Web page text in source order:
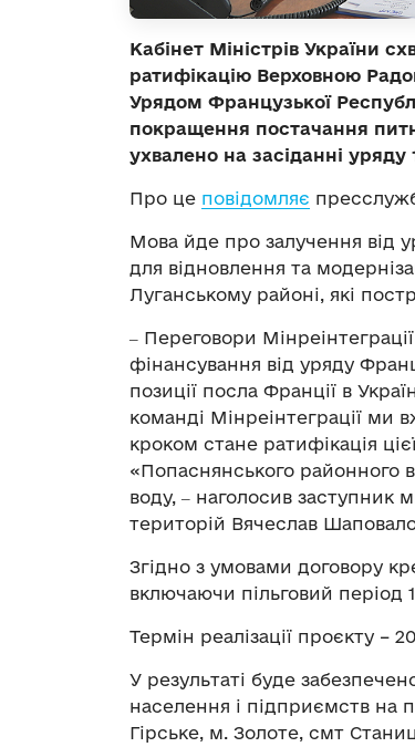
Кабінет Міністрів України
ратифікацію Верховною
Урядом Французької
покращення постачання
ухвалено на засіданні уряду
Про це повідомляє
Мова йде про залучення від
для відновлення та
Луганському районі, які
‒ Переговори
фінансування від уряду
позиції посла Франції в
команді Мінреінтеграції ми
кроком стане ратифікація
«Попаснянського районного
воду, ‒ наголосив заступник
територій Вячеслав
Згідно з умовами договору
включаючи пільговий період
Термін реалізації проєкту –
У результаті буде
населення і підприємств на
Гірське, м. Золоте, смт